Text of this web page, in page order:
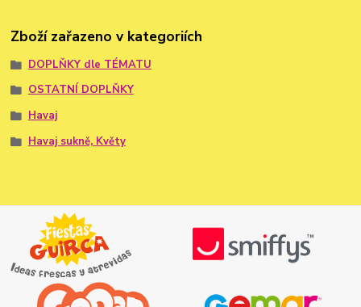
Zboží zařazeno v kategoriích
DOPLŇKY dle TÉMATU
OSTATNÍ DOPLŇKY
Havaj
Havaj sukně, Květy